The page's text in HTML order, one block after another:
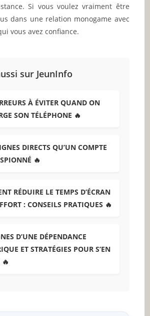
Si vous voulez vraiment être
dans une relation monogame avec
vous avez confiance.
sur JeunInfo
À ÉVITER QUAND ON
SON TÉLÉPHONE 🔥
DIRECTS QU’UN COMPTE
🔥
RÉDUIRE LE TEMPS D’ÉCRAN
: CONSEILS PRATIQUES 🔥
D’UNE DÉPENDANCE
ET STRATÉGIES POUR S’EN